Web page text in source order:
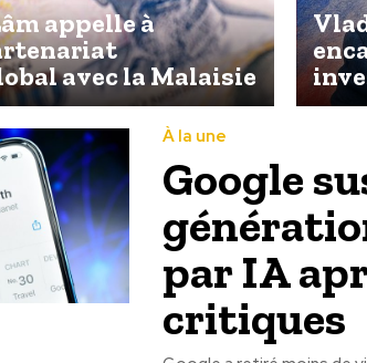
appelle à
avec la Malaisie
À la une
Google
par IA
critiques